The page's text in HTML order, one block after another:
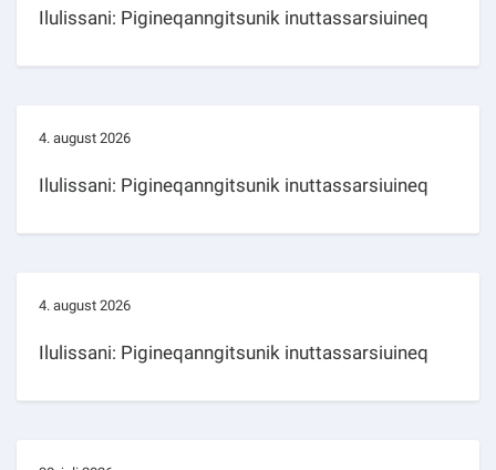
Ilulissani: Pigineqanngitsunik inuttassarsiuineq
4. august 2026
Ilulissani: Pigineqanngitsunik inuttassarsiuineq
4. august 2026
Ilulissani: Pigineqanngitsunik inuttassarsiuineq